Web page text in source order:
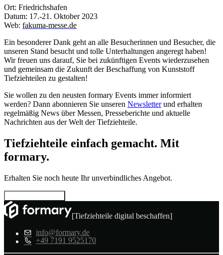
Ort: Friedrichshafen
Datum: 17.-21. Oktober 2023
Web: fakuma-messe.de
Ein besonderer Dank geht an alle Besucherinnen und Besucher, die
unseren Stand besucht und tolle Unterhaltungen angeregt haben!
Wir freuen uns darauf, Sie bei zukünftigen Events wiederzusehen
und gemeinsam die Zukunft der Beschaffung von Kunststoff
Tiefziehteilen zu gestalten!
Sie wollen zu den neusten formary Events immer informiert
werden? Dann abonnieren Sie unseren Newsletterund erhalten
regelmäßig News über Messen, Presseberichte und aktuelle
Nachrichten aus der Welt der Tiefziehteile.
Tiefziehteile einfach gemacht. Mit
formary.
Erhalten Sie noch heute Ihr unverbindliches Angebot.
[Tiefziehteile digital beschaffen]
info@formary.de
+49 7191 9525170